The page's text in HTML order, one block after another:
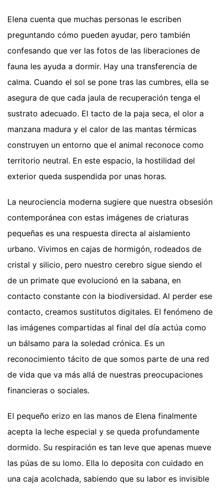
Elena cuenta que muchas personas le escriben
preguntando cómo pueden ayudar, pero también
confesando que ver las fotos de las liberaciones de
fauna les ayuda a dormir. Hay una transferencia de
calma. Cuando el sol se pone tras las cumbres, ella se
asegura de que cada jaula de recuperación tenga el
sustrato adecuado. El tacto de la paja seca, el olor a
manzana madura y el calor de las mantas térmicas
construyen un entorno que el animal reconoce como
territorio neutral. En este espacio, la hostilidad del
exterior queda suspendida por unas horas.
La neurociencia moderna sugiere que nuestra obsesión
contemporánea con estas imágenes de criaturas
pequeñas es una respuesta directa al aislamiento
urbano. Vivimos en cajas de hormigón, rodeados de
cristal y silicio, pero nuestro cerebro sigue siendo el
de un primate que evolucionó en la sabana, en
contacto constante con la biodiversidad. Al perder ese
contacto, creamos sustitutos digitales. El fenómeno de
las imágenes compartidas al final del día actúa como
un bálsamo para la soledad crónica. Es un
reconocimiento tácito de que somos parte de una red
de vida que va más allá de nuestras preocupaciones
financieras o sociales.
El pequeño erizo en las manos de Elena finalmente
acepta la leche especial y se queda profundamente
dormido. Su respiración es tan leve que apenas mueve
las púas de su lomo. Ella lo deposita con cuidado en
una caja acolchada, sabiendo que su labor es invisible